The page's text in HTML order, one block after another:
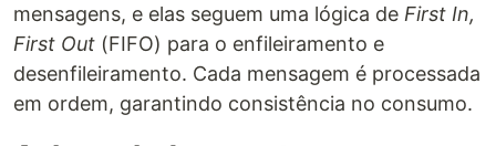
mensagens, e elas seguem uma lógica de First In,
First Out (FIFO) para o enfileiramento e
desenfileiramento. Cada mensagem é processada
em ordem, garantindo consistência no consumo.